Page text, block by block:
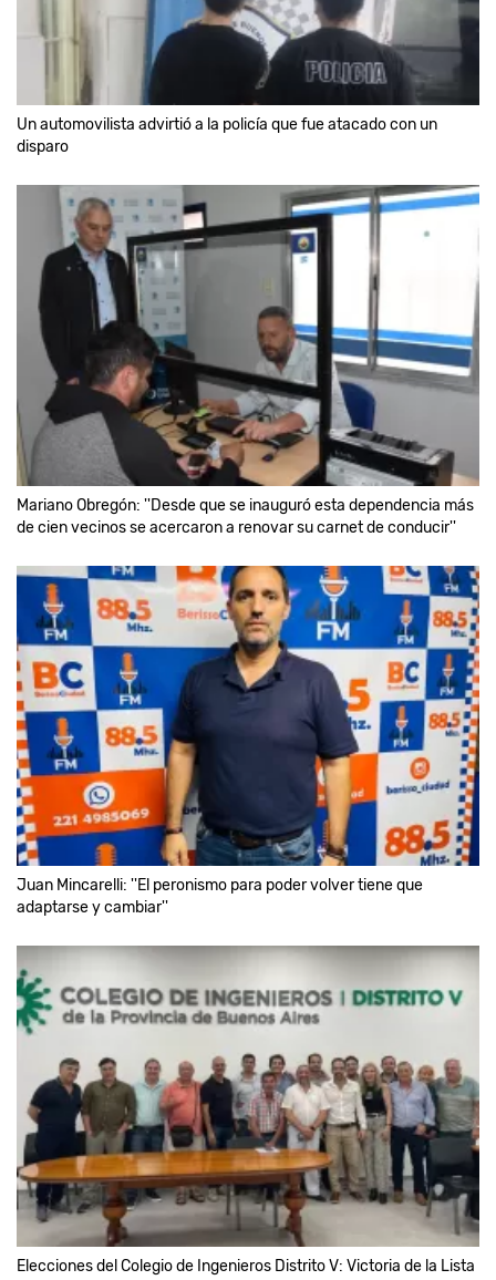
Un automovilista advirtió a la policía que fue atacado con un
disparo
Mariano Obregón: ''Desde que se inauguró esta dependencia más
de cien vecinos se acercaron a renovar su carnet de conducir''
Juan Mincarelli: ''El peronismo para poder volver tiene que
adaptarse y cambiar''
Elecciones del Colegio de Ingenieros Distrito V: Victoria de la Lista